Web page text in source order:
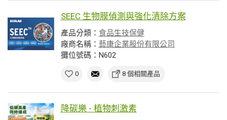
SEEC 生物膜偵測與強化清除方案
產品分類： 食品生技保健
廠商名稱： 藝康企業股份有限公司
攤位號碼：N602
0 8 個相關產品
降碳樂 - 植物刺激素